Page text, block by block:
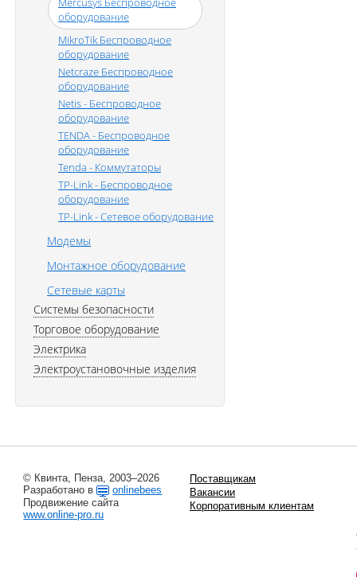
оборудование
MikroTik Беспроводное
оборудование
Netcraze Беспроводное
оборудование
Netis - Беспроводное
оборудование
TENDA - Беспроводное
оборудование
Tenda - Коммутаторы
TP-Link - Беспроводное
оборудование
TP-Link - Сетевое оборудование
Модемы
Монтажное оборудование
Сетевые карты
Системы безопасности
Торговое оборудование
Электрика
Электроустановочные изделия
© Квинта, Пенза, 2003–2026
Разработано в
onlinebees
Продвижение сайта
www.online-pro.ru
Поставщикам
Вакансии
Корпоративным клиентам